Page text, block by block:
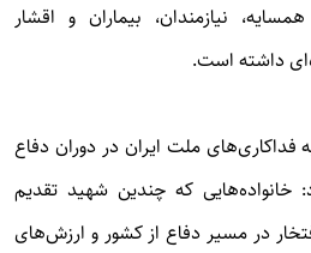
نیازمندان، بیماران و اقشار
داشته است.
فداکاری‌های ملت ایران در دوران دفاع
که چندین شهید تقدیم
در مسیر دفاع از کشور و ارزش‌های